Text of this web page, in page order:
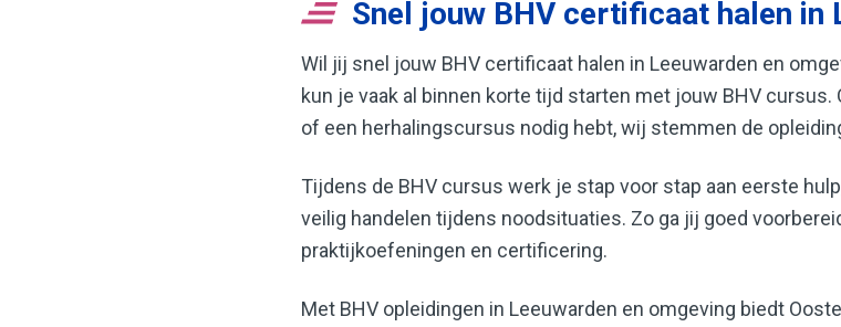
Snel jouw BHV certificaat halen in
Wil jij snel jouw BHV certificaat halen in Leeuwarden en
kun je vaak al binnen korte tijd starten met jouw BHV
of een herhalingscursus nodig hebt, wij stemmen de
Tijdens de BHV cursus werk je stap voor stap aan eerste
veilig handelen tijdens noodsituaties. Zo ga jij goed
praktijkoefeningen en certificering.
Met BHV opleidingen in Leeuwarden en omgeving biedt